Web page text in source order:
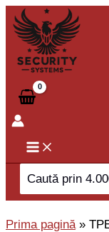
Skip
to
content
Search
for:
Prima pagină»